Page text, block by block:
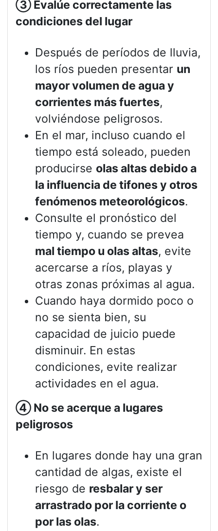
③ Evalúe correctamente las
condiciones del lugar
Después de períodos de lluvia,
los ríos pueden presentar un
mayor volumen de agua y
corrientes más fuertes,
volviéndose peligrosos.
En el mar, incluso cuando el
tiempo está soleado, pueden
producirse olas altas debido a
la influencia de tifones y otros
fenómenos meteorológicos.
Consulte el pronóstico del
tiempo y, cuando se prevea
mal tiempo u olas altas, evite
acercarse a ríos, playas y
otras zonas próximas al agua.
Cuando haya dormido poco o
no se sienta bien, su
capacidad de juicio puede
disminuir. En estas
condiciones, evite realizar
actividades en el agua.
④ No se acerque a lugares
peligrosos
En lugares donde hay una gran
cantidad de algas, existe el
riesgo de resbalar y ser
arrastrado por la corriente o
por las olas.